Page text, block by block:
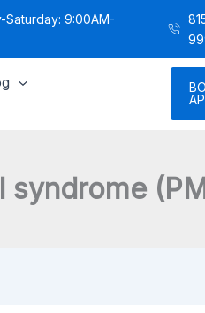
Saturday: 9:00AM-
syndrome